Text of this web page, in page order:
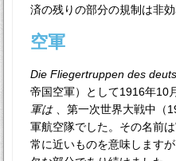
済の残りの部分の規制は非効
空軍
Die Fliegertruppen des
帝国空軍）として1916年10
軍は、第一次世界大戦中（
軍航空隊でした。その名前
常に近いものを意味します